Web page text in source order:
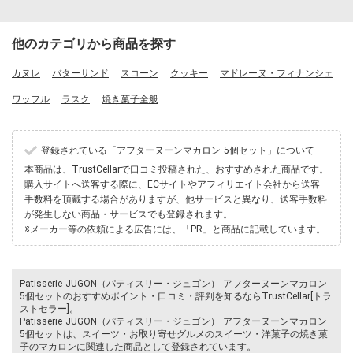
他のカテゴリから商品を探す
カヌレ バターサンド スコーン クッキー マドレーヌ・フィナンシェ
ワッフル ラスク 焼き菓子全般
登録されている「アフターヌーンマカロン 5個セット」について
本商品は、TrustCellarで口コミ投稿された、おすすめされた商品です。
購入サイトへ送客する際に、ECサイトやアフィリエイト会社から送客
手数料を頂戴する場合がありますが、他サービスと異なり、送客手数料
が発生しない商品・サービスでも登録されます。
※メーカー等の依頼による広告には、「PR」と商品に記載しています。
Patisserie JUGON（パティスリー・ジュゴン） アフターヌーンマカロン
5個セットのおすすめポイント・口コミ・評判を知るならTrustCellar[トラ
ストセラー]。
Patisserie JUGON（パティスリー・ジュゴン） アフターヌーンマカロン
5個セットは、スイーツ・お取り寄せグルメのスイーツ・洋菓子の焼き菓
子のマカロンに関連した商品として登録されています。